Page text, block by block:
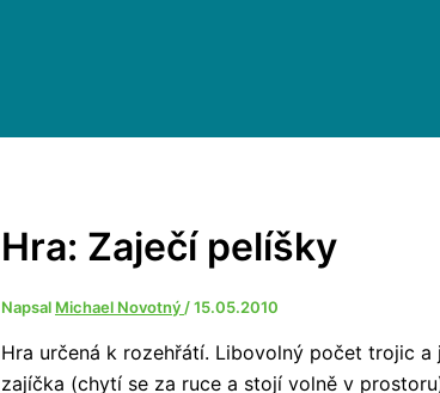
Hra: Zaječí pelíšky
Napsal Michael Novotný /15.05.2010
Hra určená k rozehřátí. Libovolný počet trojic
zajíčka (chytí se za ruce a stojí volně v